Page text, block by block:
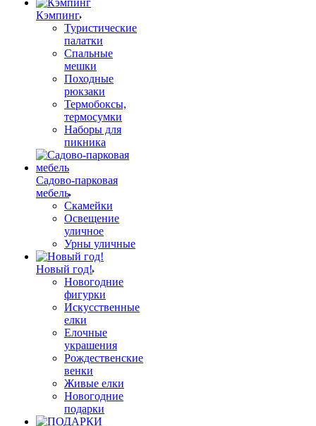
Кэмпинг
Туристические
палатки
Спальные
мешки
Походные
рюкзаки
Термобоксы,
термосумки
Наборы для
пикника
Садово-парковая
мебель
Скамейки
Освещение
уличное
Урны уличные
Новый год!
Новогодние
фигурки
Искусственные
елки
Елочные
украшения
Рождественские
венки
Живые елки
Новогодние
подарки